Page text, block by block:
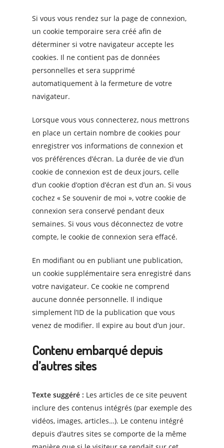
Si vous vous rendez sur la page de connexion,
un cookie temporaire sera créé afin de
déterminer si votre navigateur accepte les
cookies. Il ne contient pas de données
personnelles et sera supprimé
automatiquement à la fermeture de votre
navigateur.
Lorsque vous vous connecterez, nous mettrons
en place un certain nombre de cookies pour
enregistrer vos informations de connexion et
vos préférences d’écran. La durée de vie d’un
cookie de connexion est de deux jours, celle
d’un cookie d’option d’écran est d’un an. Si vous
cochez « Se souvenir de moi », votre cookie de
connexion sera conservé pendant deux
semaines. Si vous vous déconnectez de votre
compte, le cookie de connexion sera effacé.
En modifiant ou en publiant une publication,
un cookie supplémentaire sera enregistré dans
votre navigateur. Ce cookie ne comprend
aucune donnée personnelle. Il indique
simplement l’ID de la publication que vous
venez de modifier. Il expire au bout d’un jour.
Contenu embarqué depuis
d’autres sites
Texte suggéré : Les articles de ce site peuvent
inclure des contenus intégrés (par exemple des
vidéos, images, articles…). Le contenu intégré
depuis d’autres sites se comporte de la même